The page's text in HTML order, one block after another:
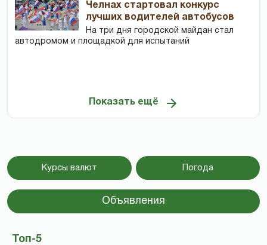
Челнах стартовал конкурс
лучших водителей автобусов
На три дня городской майдан стал
автодромом и площадкой для испытаний
Показать ещё
Курсы валют Погода
Объявления
Топ-5